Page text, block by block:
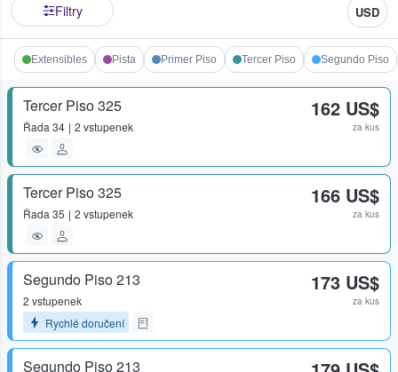
Filtry USD
Extensibles Pista Primer Piso Tercer Piso Segundo Piso
Tercer Piso 325
Řada 34 2 vstupenek
162 US$
za kus
Tercer Piso 325
Řada 35 2 vstupenek
166 US$
za kus
Segundo Piso 213
2 vstupenek
Rychlé doručení
173 US$
za kus
Segundo Piso 213